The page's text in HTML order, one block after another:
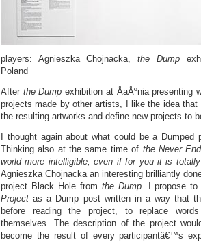
players: Agnieszka Chojnacka,the Dump
Poland
After the Dump exhibition at ÅaÅºnia
projects made by other artists, I like the idea
the resulting artworks and define new projects to
I thought again about what could be a
Thinking also at the same time of the Never
world more intelligible, even if for you it is
Agnieszka Chojnacka an interesting brilliantly
project Black Hole from the Dump. I propose
Project as a Dump post written in a way that
before reading the project, to replace
themselves. The description of the project
become the result of every participantâ€™s